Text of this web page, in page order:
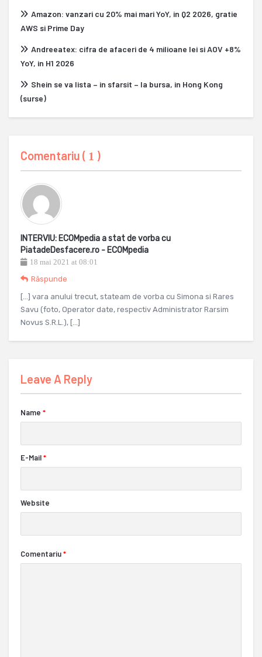
Amazon: vanzari cu 20% mai mari YoY, in Q2 2026, gratie
AWS si Prime Day
Andreeatex: cifra de afaceri de 4 milioane lei si AOV +8%
YoY, in H1 2026
Shein se va lista – in sfarsit – la bursa, in Hong Kong
(surse)
Comentariu ( 1 )
INTERVIU: ECOMpedia a stat de vorba cu
PiatadeDesfacere.ro - ECOMpedia
18 mai 2021 at 08:01
Răspunde
[…] vara anului trecut, stateam de vorba cu Simona si Rares
Savu (foto, Operator date, respectiv Administrator Rarsim
Novus S.R.L.), […]
Leave A Reply
Name *
E-Mail*
Website
Comentariu*